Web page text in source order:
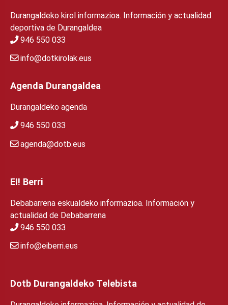
Durangaldeko kirol informazioa. Información y actualidad
deportiva de Durangaldea
946 550 033
info@dotkirolak.eus
Agenda Durangaldea
Durangaldeko agenda
946 550 033
agenda@dotb.eus
EI! Berri
Debabarrena eskualdeko informazioa. Información y
actualidad de Debabarrena
946 550 033
info@eiberri.eus
Dotb Durangaldeko Telebista